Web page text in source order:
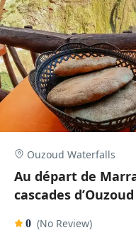
Ouzoud Waterfalls
Au départ de
cascades d’Ouzoud
0 (No Review)